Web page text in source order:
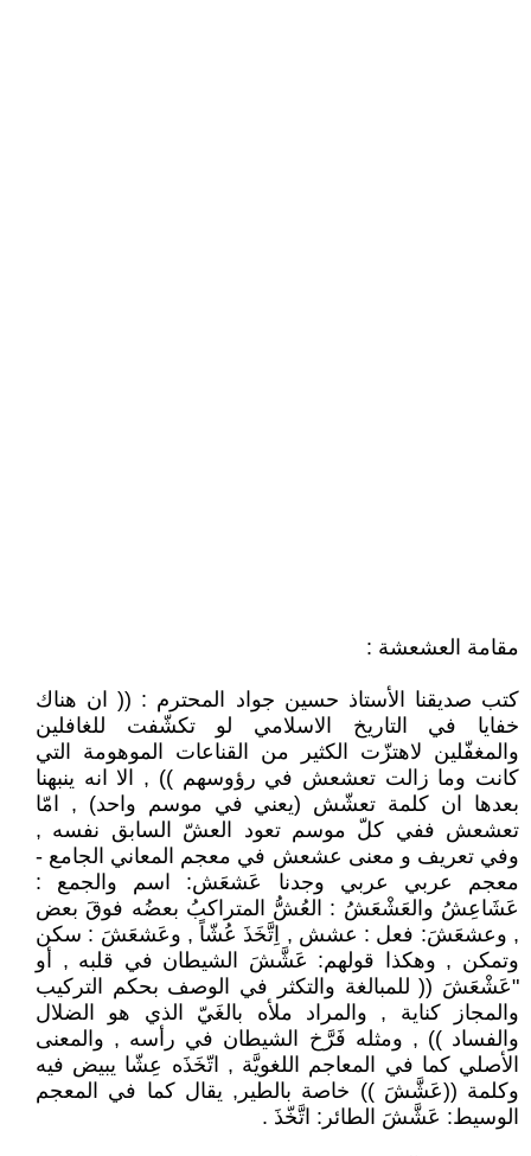
مقامة العشعشة :
كتب صديقنا الأستاذ حسين جواد المحترم : (( ان هناك
خفايا في التاريخ الاسلامي لو تكشّفت للغافلين
والمغفّلين لاهتزّت الكثير من القناعات الموهومة التي
كانت وما زالت تعشعش في رؤوسهم )) , الا انه ينبهنا
بعدها ان كلمة تعشّش (يعني في موسم واحد) , امّا
تعشعش ففي كلّ موسم تعود العشّ السابق نفسه ,
وفي تعريف و معنى عشعش في معجم المعاني الجامع -
معجم عربي عربي وجدنا عَشعَش: اسم والجمع :
عَشَاعِشُ والعَشْعَشُ : العُشُّ المتراكبُ بعضُه فوقَ بعض
, وعشعَشَ: فعل : عشش , اِتَّخَذَ عُشّاً , وعَشعَشَ : سكن
وتمكن , وهكذا قولهم: عَشَّشَ الشيطان في قلبه , أو
"عَشْعَشَ (( للمبالغة والتكثر في الوصف بحكم التركيب
والمجاز كناية , والمراد ملأه بالغَيّ الذي هو الضلال
والفساد )) , ومثله فَرَّخ الشيطان في رأسه , والمعنى
الأصلي كما في المعاجم اللغويَّة , اتّخَذَه عِشّا يبيض فيه
وكلمة ((عَشَّشَ )) خاصة بالطير, يقال كما في المعجم
الوسيط: عَشَّشَ الطائر: اتَّخّذَ .